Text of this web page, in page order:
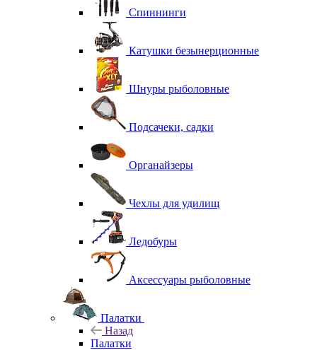
Спиннинги
Катушки безынерционные
Шнуры рыболовные
Подсачеки, садки
Органайзеры
Чехлы для удилищ
Ледобуры
Аксессуары рыболовные
Палатки
Назад
Палатки